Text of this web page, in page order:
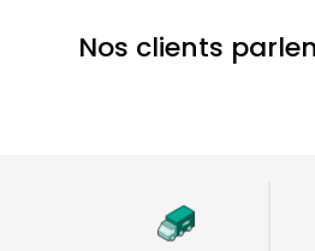
Nos clients